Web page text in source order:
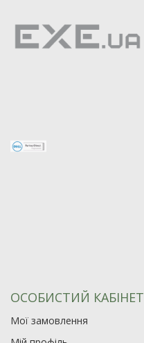
ОСОБИСТИЙ КАБІНЕТ
Мої замовлення